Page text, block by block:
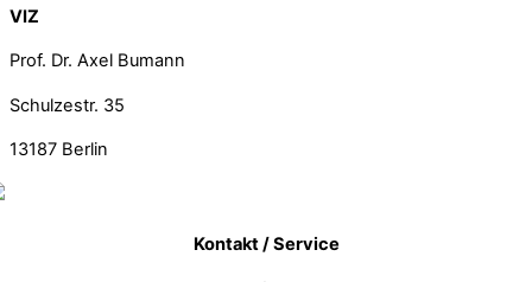
VIZ
Prof. Dr. Axel Bumann
Schulzestr. 35
13187 Berlin
Kontakt / Service